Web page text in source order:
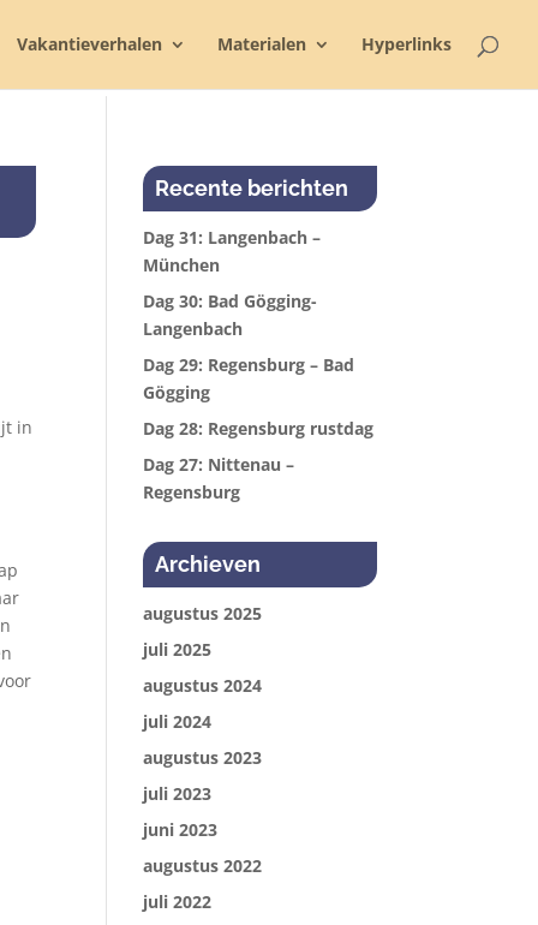
Vakantieverhalen Materialen Hyperlinks
in
Recente berichten
Dag 31: Langenbach –
München
Dag 30: Bad Gögging-
Langenbach
Dag 29: Regensburg – Bad
Gögging
Dag 28: Regensburg rustdag
Dag 27: Nittenau –
Regensburg
Archieven
augustus 2025
juli 2025
augustus 2024
juli 2024
augustus 2023
juli 2023
juni 2023
augustus 2022
juli 2022